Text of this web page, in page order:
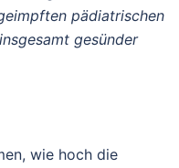
pädiatrischen
gesünder
wie hoch die